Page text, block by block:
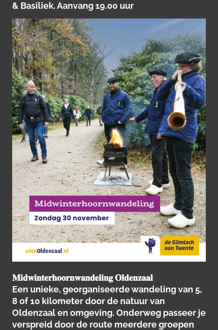
& Basiliek. Aanvang 19.00 uur
𝐌𝐢𝐝𝐰𝐢𝐧𝐭𝐞𝐫𝐡𝐨𝐨𝐫𝐧𝐰𝐚𝐧𝐝𝐞𝐥𝐢𝐧𝐠 𝐎𝐥𝐝𝐞𝐧𝐳𝐚𝐚𝐥
Een unieke, georganiseerde wandeling van 5,
8 of 10 kilometer door de natuur van
Oldenzaal en omgeving. Onderweg passeer je
verspreid door de route meerdere groepen